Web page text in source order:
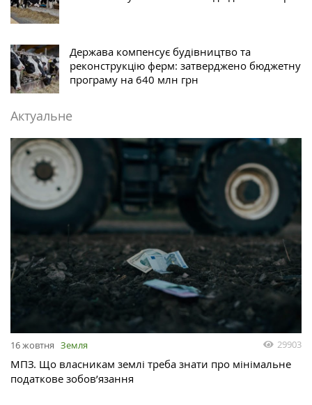
Держава компенсує будівництво та
реконструкцію ферм: затверджено бюджетну
програму на 640 млн грн
Актуальне
16 жовтня Земля 29903
МПЗ. Що власникам землі треба знати про мінімальне
податкове зобов’язання